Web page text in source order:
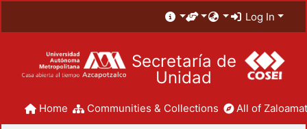
Log In
Secretaría de
Unidad
Home Communities & Collections All of